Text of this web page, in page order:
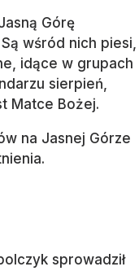
Górę
wśród nich piesi,
idące w grupach
sierpień,
Matce Bożej.
na Jasnej Górze
sprowadził